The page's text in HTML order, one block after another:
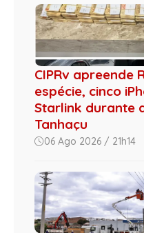
CIPRv apreende
espécie, cinco
Starlink durante
Tanhaçu
06 Ago 2026 / 21h14